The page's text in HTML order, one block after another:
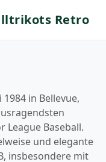
Retro
in Bellevue,
League Baseball.
und elegante
insbesondere mit